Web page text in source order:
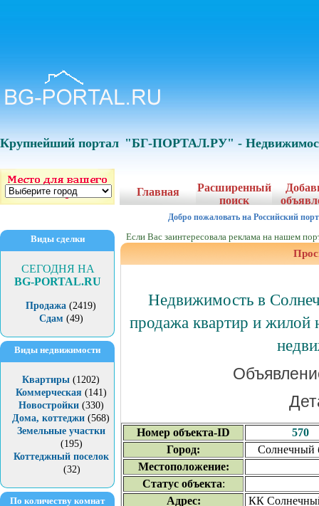
Крупнейший портал "БГ-ПОРТАЛ.РУ" -
Виды сделки
СЕГОДНЯ НА
BG-PORTAL.RU
Продажа (2419)
Сдам (49)
Виды недвижимости
Квартиры (1202)
Коммерческая (141)
Новостройки(330)
Дома, коттеджи (568)
Земельные участки
(195)
Коттеджный поселок
(32)
По количеству комнат
Главная
Расширенный
поиск
Добро пожаловать на Российский
Если Вас заинтересовала реклама на нашем
Недвижимость в
продажа квартир и жилой
Номер объекта-ID
570
Город:
Солнечный
Местоположение:
Статус объекта:
Адрес:
КК